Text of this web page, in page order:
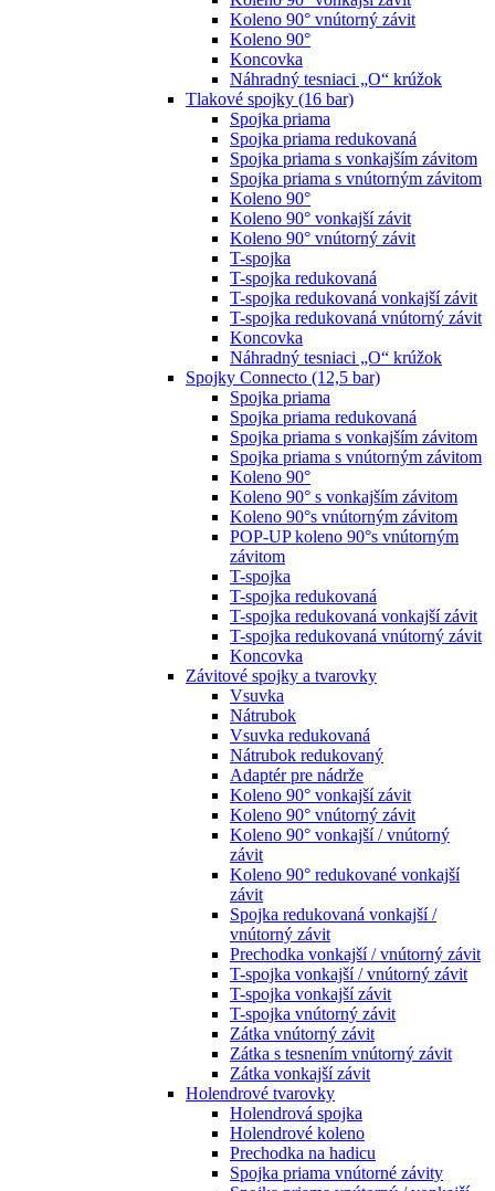
Koleno 90° vnútorný závit
Koleno 90°
Koncovka
Náhradný tesniaci „O“ krúžok
Tlakové spojky (16 bar)
Spojka priama
Spojka priama redukovaná
Spojka priama s vonkajším závitom
Spojka priama s vnútorným závitom
Koleno 90°
Koleno 90° vonkajší závit
Koleno 90° vnútorný závit
T-spojka
T-spojka redukovaná
T-spojka redukovaná vonkajší závit
T-spojka redukovaná vnútorný závit
Koncovka
Náhradný tesniaci „O“ krúžok
Spojky Connecto (12,5 bar)
Spojka priama
Spojka priama redukovaná
Spojka priama s vonkajším závitom
Spojka priama s vnútorným závitom
Koleno 90°
Koleno 90° s vonkajším závitom
Koleno 90°s vnútorným závitom
POP-UP koleno 90°s vnútorným
závitom
T-spojka
T-spojka redukovaná
T-spojka redukovaná vonkajší závit
T-spojka redukovaná vnútorný závit
Koncovka
Závitové spojky a tvarovky
Vsuvka
Nátrubok
Vsuvka redukovaná
Nátrubok redukovaný
Adaptér pre nádrže
Koleno 90° vonkajší závit
Koleno 90° vnútorný závit
Koleno 90° vonkajší / vnútorný
závit
Koleno 90° redukované vonkajší
závit
Spojka redukovaná vonkajší /
vnútorný závit
Prechodka vonkajší / vnútorný závit
T-spojka vonkajší / vnútorný závit
T-spojka vonkajší závit
T-spojka vnútorný závit
Zátka vnútorný závit
Zátka s tesnením vnútorný závit
Zátka vonkajší závit
Holendrové tvarovky
Holendrová spojka
Holendrové koleno
Prechodka na hadicu
Spojka priama vnútorné závity